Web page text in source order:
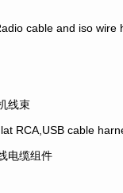
cable and iso wire
线束
RCA,USB cable
电缆组件